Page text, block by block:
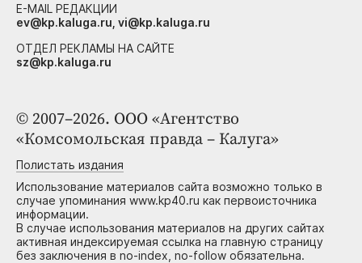
© 2007–2026. ООО «Агентство
«Комсомольская правда – Калуга»
Полистать издания
Использование материалов сайта возможно только в
случае упоминания www.kp40.ru как первоисточника
информации.
В случае использования материалов на других сайтах
активная индексируемая ссылка на главную страницу
без заключения в no-index, no-follow обязательна.
E-MAIL РЕДАКЦИИ
ev@kp.kaluga.ru, vi@kp.kaluga.ru
ОТДЕЛ РЕКЛАМЫ НА САЙТЕ
sz@kp.kaluga.ru